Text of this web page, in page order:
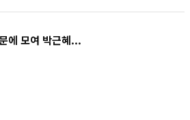
에 모여 박근혜...